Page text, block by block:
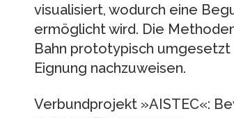
visualisiert, wodurch eine
ermöglicht wird. Die
Bahn prototypisch
Eignung nachzuweisen.
Verbundprojekt »AISTEC«: